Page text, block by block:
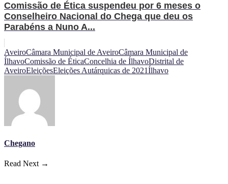
Comissão de Ética suspendeu por 6 meses o
Conselheiro Nacional do Chega que deu os
Parabéns a Nuno A...
AveiroCâmara Municipal de AveiroCâmara Municipal de
ÍlhavoComissão de ÉticaConcelhia de ÍlhavoDistrital de
AveiroEleiçõesEleições Autárquicas de 2021Ílhavo
Chegano
Read Next →